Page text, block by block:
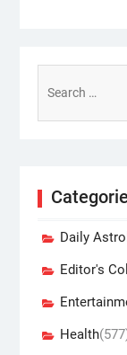
for:
Daily
Editor's
Health